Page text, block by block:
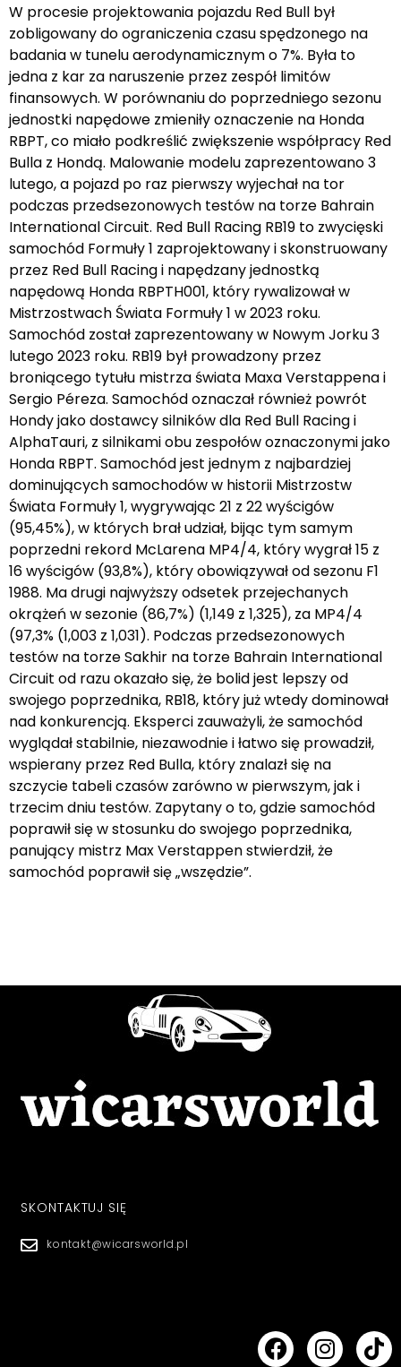
W procesie projektowania pojazdu Red Bull był
zobligowany do ograniczenia czasu spędzonego na
badania w tunelu aerodynamicznym o 7%. Była to
jedna z kar za naruszenie przez zespół limitów
finansowych. W porównaniu do poprzedniego sezonu
jednostki napędowe zmieniły oznaczenie na Honda
RBPT, co miało podkreślić zwiększenie współpracy Red
Bulla z Hondą. Malowanie modelu zaprezentowano 3
lutego, a pojazd po raz pierwszy wyjechał na tor
podczas przedsezonowych testów na torze Bahrain
International Circuit. Red Bull Racing RB19 to zwycięski
samochód Formuły 1 zaprojektowany i skonstruowany
przez Red Bull Racing i napędzany jednostką
napędową Honda RBPTH001, który rywalizował w
Mistrzostwach Świata Formuły 1 w 2023 roku.
Samochód został zaprezentowany w Nowym Jorku 3
lutego 2023 roku. RB19 był prowadzony przez
broniącego tytułu mistrza świata Maxa Verstappena i
Sergio Péreza. Samochód oznaczał również powrót
Hondy jako dostawcy silników dla Red Bull Racing i
AlphaTauri, z silnikami obu zespołów oznaczonymi jako
Honda RBPT. Samochód jest jednym z najbardziej
dominujących samochodów w historii Mistrzostw
Świata Formuły 1, wygrywając 21 z 22 wyścigów
(95,45%), w których brał udział, bijąc tym samym
poprzedni rekord McLarena MP4/4, który wygrał 15 z
16 wyścigów (93,8%), który obowiązywał od sezonu F1
1988. Ma drugi najwyższy odsetek przejechanych
okrążeń w sezonie (86,7%) (1,149 z 1,325), za MP4/4
(97,3% (1,003 z 1,031). Podczas przedsezonowych
testów na torze Sakhir na torze Bahrain International
Circuit od razu okazało się, że bolid jest lepszy od
swojego poprzednika, RB18, który już wtedy dominował
nad konkurencją. Eksperci zauważyli, że samochód
wyglądał stabilnie, niezawodnie i łatwo się prowadził,
wspierany przez Red Bulla, który znalazł się na
szczycie tabeli czasów zarówno w pierwszym, jak i
trzecim dniu testów. Zapytany o to, gdzie samochód
poprawił się w stosunku do swojego poprzednika,
panujący mistrz Max Verstappen stwierdził, że
samochód poprawił się „wszędzie”.
SKONTAKTUJ SIĘ
kontakt@wicarsworld.pl